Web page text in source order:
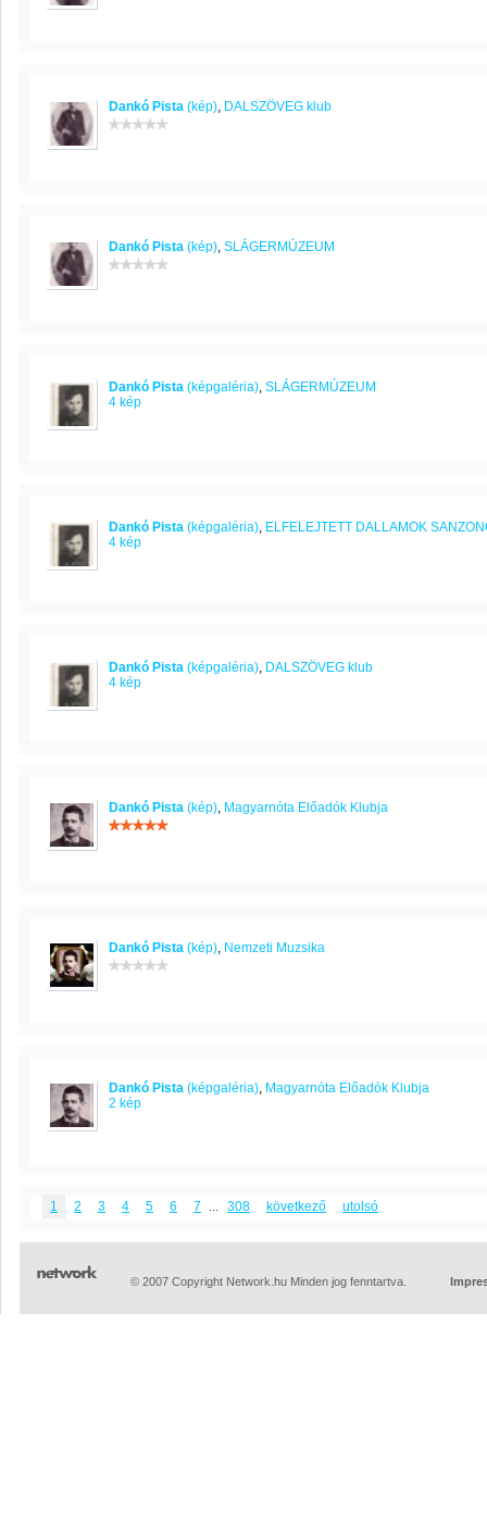
Dankó Pista (kép), DALSZÖVEG klub
Dankó Pista (kép), SLÁGERMÚZEUM
Dankó Pista (képgaléria), SLÁGERMÚZEUM
4 kép
Dankó Pista (képgaléria), ELFELEJTETT DALLAMOK
4 kép
Dankó Pista (képgaléria), DALSZÖVEG klub
4 kép
Dankó Pista (kép), Magyarnóta Előadók Klubja
Dankó Pista (kép), Nemzeti Muzsika
Dankó Pista (képgaléria), Magyarnóta Előadók Klubja
2 kép
1 2 3 4 5 6 7 ... 308 következő utolsó
© 2007 Copyright Network.hu Minden jog fenntartva.